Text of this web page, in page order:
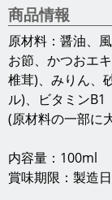
商品情報
原材料：醤油、
お節、かつおエ
椎茸)、みりん、
ル)、ビタミンB1
(原材料の一部に
内容量：100ml
賞味期限：製造